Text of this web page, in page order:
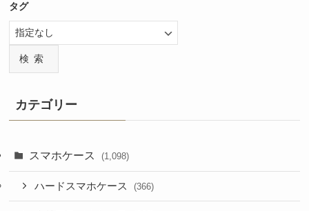
タグ
検索
カテゴリー
スマホケース (1,098)
ハードスマホケース (366)